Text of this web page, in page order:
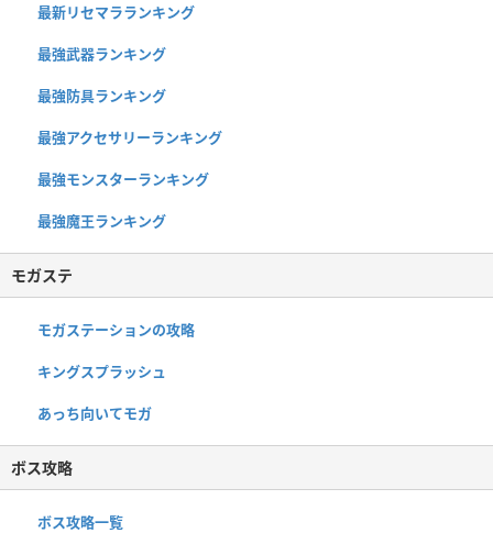
最新リセマラランキング
最強武器ランキング
最強防具ランキング
最強アクセサリーランキング
最強モンスターランキング
最強魔王ランキング
モガステ
モガステーションの攻略
キングスプラッシュ
あっち向いてモガ
ボス攻略
ボス攻略一覧